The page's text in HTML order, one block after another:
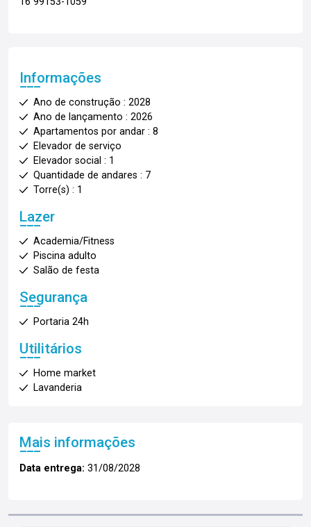
Informações
Ano de construção : 2028
Ano de lançamento : 2026
Apartamentos por andar : 8
Elevador de serviço
Elevador social : 1
Quantidade de andares : 7
Torre(s) : 1
Lazer
Academia/Fitness
Piscina adulto
Salão de festa
Segurança
Portaria 24h
Utilitários
Home market
Lavanderia
Mais informações
Data entrega: 31/08/2028